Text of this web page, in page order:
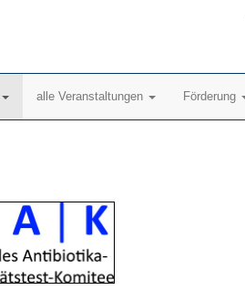
alle Veranstaltungen Förderung